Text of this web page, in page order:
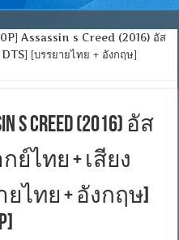
Assassin s Creed (2016) อัส
[บรรยายไทย + อังกฤษ]
s Creed (2016) อัส
ไทย + เสียง
ยไทย + อังกฤษ]